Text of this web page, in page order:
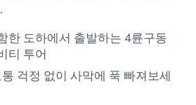
한 도하에서 출발하는 4륜구동
티 투어
걱정 없이 사막에 푹 빠져보세